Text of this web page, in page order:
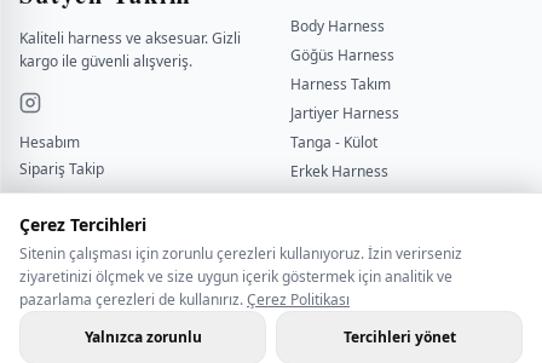
Çerez Tercihleri
Sitenin çalışması için zorunlu çerezleri kullanıyoruz. İzin verirseniz
ziyaretinizi ölçmek ve size uygun içerik göstermek için analitik ve
pazarlama çerezleri de kullanırız.Çerez Politikası
Yalnızca zorunlu
Tercihleri yönet
Kaliteli harness ve aksesuar. Gizli
kargo ile güvenli alışveriş.
Hesabım
Sipariş Takip
Body Harness
Göğüs Harness
Harness Takım
Jartiyer Harness
Tanga - Külot
Erkek Harness
Kırbaç - Kelepçe
BILGI
Çerez Politikası
Gizlilik Politikası
İLETİŞİM
BİZE ULAŞIN
WHATSAPP İLETİŞİM